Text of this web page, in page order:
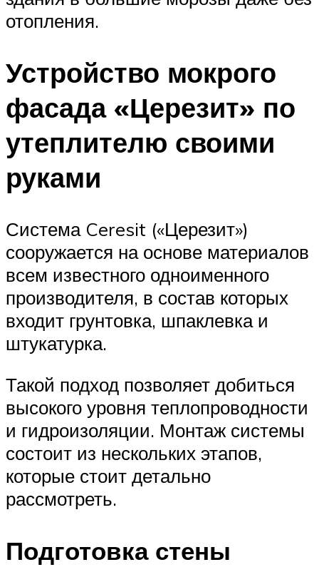
отопления.
Устройство мокрого
фасада «Церезит» по
утеплителю своими
руками
Система Ceresit («Церезит»)
сооружается на основе материалов
всем известного одноименного
производителя, в состав которых
входит грунтовка, шпаклевка и
штукатурка.
Такой подход позволяет добиться
высокого уровня теплопроводности
и гидроизоляции. Монтаж системы
состоит из нескольких этапов,
которые стоит детально
рассмотреть.
Подготовка стены